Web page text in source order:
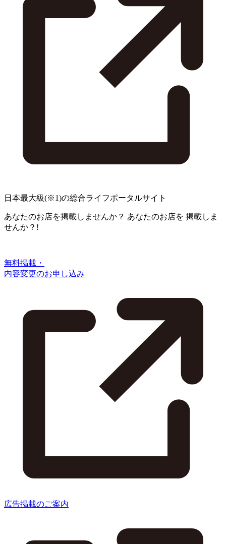
日本最大級(※1)の総合ライフポータルサイト
あなたのお店を掲載しませんか？ あなたのお店を 掲載しま
せんか？!
無料掲載・
内容変更のお申し込み
広告掲載のご案内